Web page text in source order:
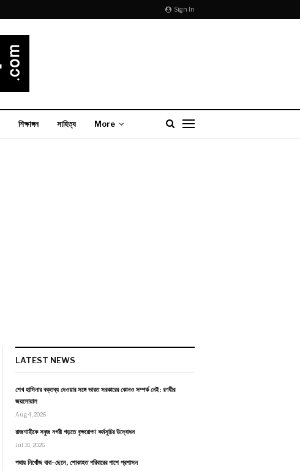
Sign In
শিক্ষাঙ্গন সাহিত্য More
LATEST NEWS
শেখ হাসিনার বক্তব্য দেওয়ার সঙ্গে ভারত সরকারের কোনও সম্পর্ক নেই: রণধীর
জয়সোয়াল
Aug 4, 2026
রাজশাহীকে সবুজ নগরী গড়তে বৃক্ষরোপণ কর্মসূচির উদ্বোধন
Jul 31, 2026
পদ্মায় নিখোঁজ বাবা-ছেলে, শোকাহত পরিবারের পাশে প্রশাসন